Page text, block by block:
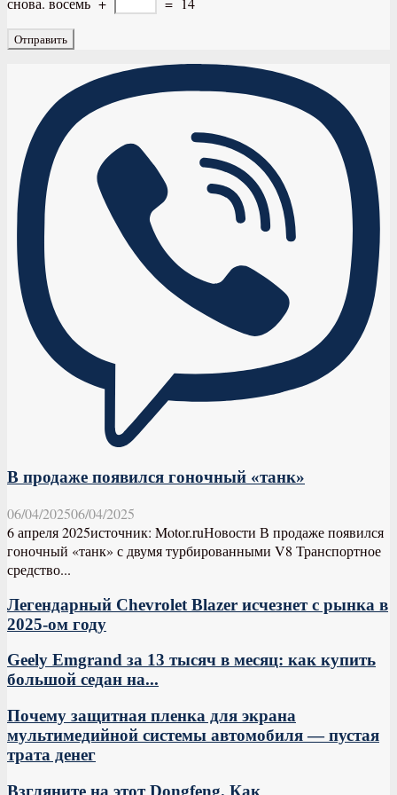
В продаже появился гоночный «танк»
06/04/202506/04/2025
6 апреля 2025источник: Motor.ruНовости В продаже появился
гоночный «танк» с двумя турбированными V8 Транспортное
средство...
Легендарный Chevrolet Blazer исчезнет с рынка в
2025-ом году
Geely Emgrand за 13 тысяч в месяц: как купить
большой седан на...
Почему защитная пленка для экрана
мультимедийной системы автомобиля — пустая
трата денег
Взгляните на этот Dongfeng. Как